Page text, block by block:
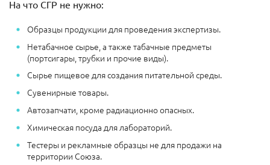
На что СГР не нужно:
Образцы продукции для проведения экспертизы.
Нетабачное сырье, а также табачные предметы
(портсигары, трубки и прочие виды).
Сырье пищевое для создания питательной среды.
Сувенирные товары.
Автозапчати, кроме радиационно опасных.
Химическая посуда для лабораторий.
Тестеры и рекламные образцы не для продажи на
территории Союза.